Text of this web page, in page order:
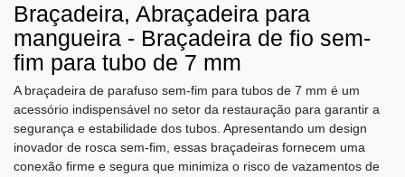
Braçadeira, Abraçadeira para
mangueira - Braçadeira de fio sem-
fim para tubo de 7 mm
A braçadeira de parafuso sem-fim para tubos de 7 mm é um
acessório indispensável no setor da restauração para garantir a
segurança e estabilidade dos tubos. Apresentando um design
inovador de rosca sem-fim, essas braçadeiras fornecem uma
conexão firme e segura que minimiza o risco de vazamentos de